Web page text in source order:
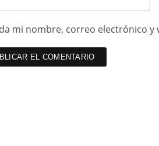
mi nombre, correo electrónico y